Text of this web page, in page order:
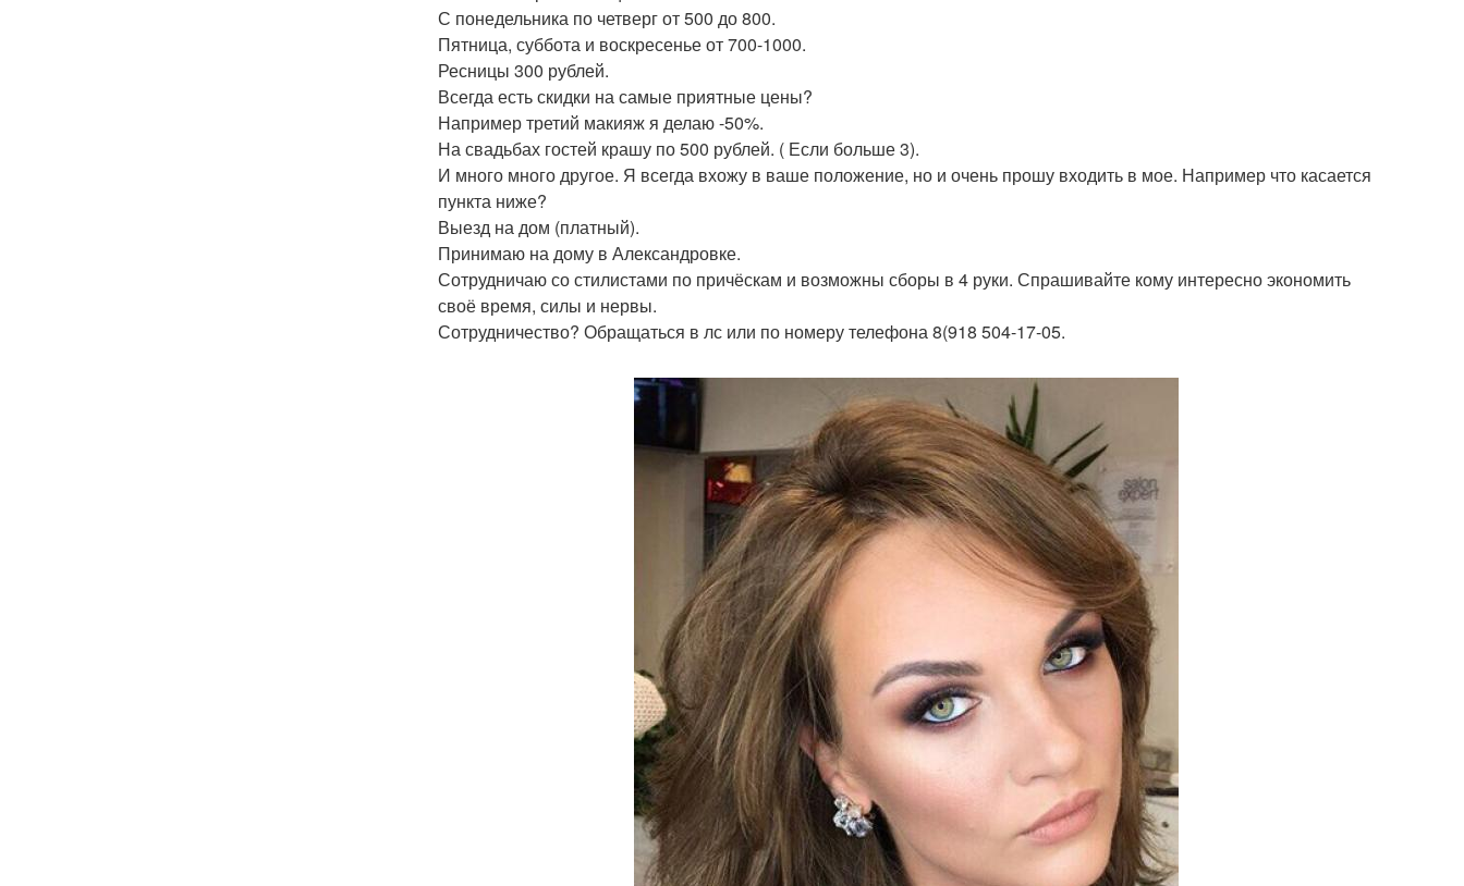
С понедельника по четверг от 500 до 800.
Пятница, суббота и воскресенье от 700-1000.
Ресницы 300 рублей.
Всегда есть скидки на самые приятные цены?
Например третий макияж я делаю -50%.
На свадьбах гостей крашу по 500 рублей. ( Если больше 3).
И много много другое. Я всегда вхожу в ваше положение, но и очень прошу входить в мое. Например что касается
пункта ниже?
Выезд на дом (платный).
Принимаю на дому в Александровке.
Сотрудничаю со стилистами по причёскам и возможны сборы в 4 руки. Спрашивайте кому интересно экономить
своё время, силы и нервы.
Сотрудничество? Обращаться в лс или по номеру телефона 8(918 504-17-05.